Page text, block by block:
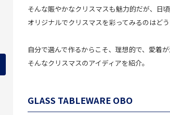
そんな賑やかなクリスマスも魅力的だが、日
オリジナルでクリスマスを彩ってみるのはどう
自分で選んで作るからこそ、理想的で、愛着が
そんなクリスマスのアイディアを紹介。
GLASS TABLEWARE OBO